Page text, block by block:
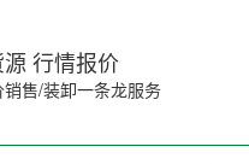
行情报价
售/装卸一条龙服务